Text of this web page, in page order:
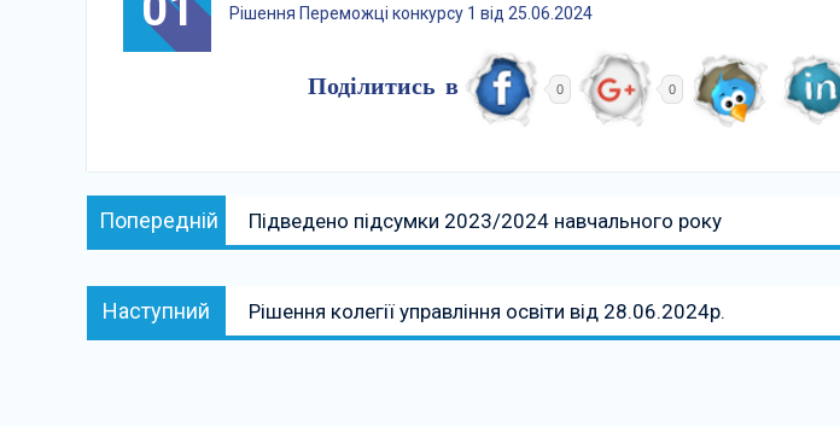
Рішення Переможці конкурсу 1 від 25.06.2024
Поділитись в 0 0
Навігація
записів
Попередній Попередній:
Підведено підсумки 2023/2024 навчального року
Наступний Наступний:
Рішення колегії управління освіти від 28.06.2024р.